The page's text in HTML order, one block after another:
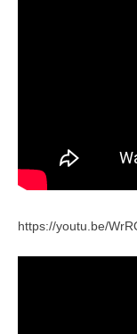
https://youtu.be/